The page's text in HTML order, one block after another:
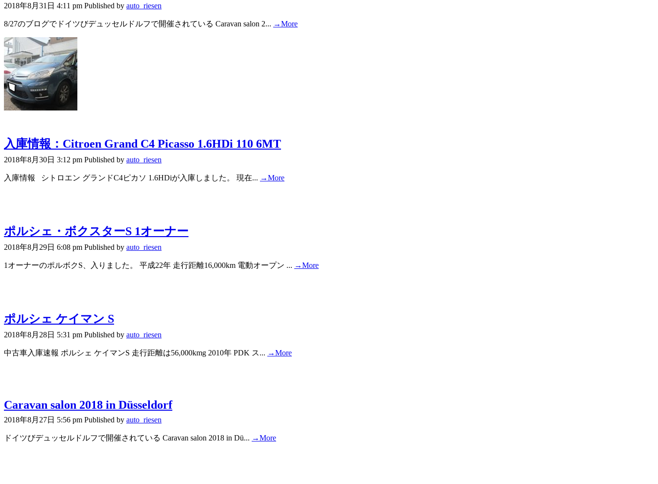
2018年8月31日 4:11 pm Published by auto_riesen
8/27のブログでドイツびデュッセルドルフで開催されている Caravan salon 2... →More
入庫情報：Citroen Grand C4 Picasso 1.6HDi 110 6MT
2018年8月30日 3:12 pm Published by auto_riesen
入庫情報 シトロエン グランドC4ピカソ 1.6HDiが入庫しました。 現在... →More
ポルシェ・ボクスターS 1オーナー
2018年8月29日 6:08 pm Published by auto_riesen
1オーナーのポルボクS、入りました。 平成22年 走行距離16,000km 電動オープン ... →More
ポルシェ ケイマン S
2018年8月28日 5:31 pm Published by auto_riesen
中古車入庫速報 ポルシェ ケイマンS 走行距離は56,000kmg 2010年 PDK ス... →More
Caravan salon 2018 in Düsseldorf
2018年8月27日 5:56 pm Published by auto_riesen
ドイツびデュッセルドルフで開催されている Caravan salon 2018 in Dü... →More